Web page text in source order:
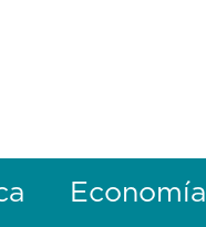
Economía